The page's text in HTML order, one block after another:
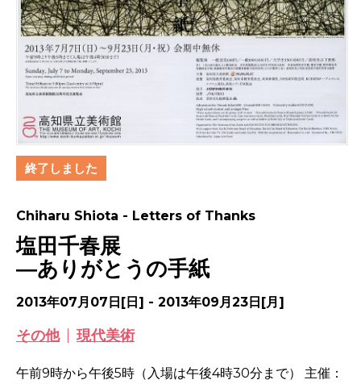
終了しました
Chiharu Shiota - Letters of Thanks
塩田千春展
―ありがとうの手紙
2013年07月07日[日] - 2013年09月23日[月]
その他 現代美術
午前9時から午後5時（入場は午後4時30分まで） 主催：